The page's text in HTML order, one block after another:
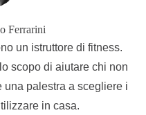
Ferrarini
un istruttore di fitness.
scopo di aiutare chi non
una palestra a scegliere i
in casa.